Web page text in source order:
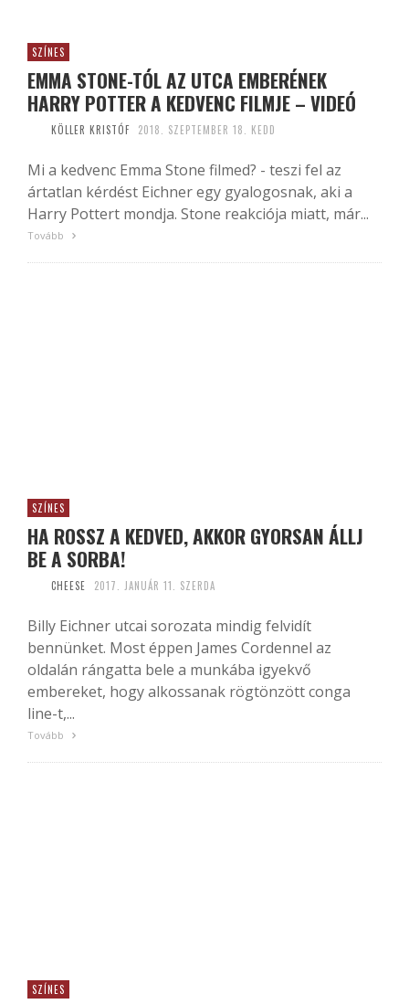
SZÍNES
EMMA STONE-TÓL AZ UTCA EMBERÉNEK
HARRY POTTER A KEDVENC FILMJE – VIDEÓ
KÖLLER KRISTÓF 2018. SZEPTEMBER 18. KEDD
Mi a kedvenc Emma Stone filmed? - teszi fel az
ártatlan kérdést Eichner egy gyalogosnak, aki a
Harry Pottert mondja. Stone reakciója miatt, már...
Tovább
SZÍNES
HA ROSSZ A KEDVED, AKKOR GYORSAN ÁLLJ
BE A SORBA!
CHEESE 2017. JANUÁR 11. SZERDA
Billy Eichner utcai sorozata mindig felvidít
bennünket. Most éppen James Cordennel az
oldalán rángatta bele a munkába igyekvő
embereket, hogy alkossanak rögtönzött conga
line-t,...
Tovább
SZÍNES